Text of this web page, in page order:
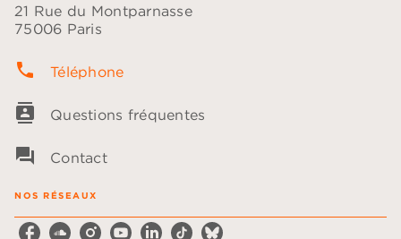
21 Rue du Montparnasse
75006 Paris
phone Téléphone
contacts Questions fréquentes
question_answer Contact
NOS RÉSEAUX